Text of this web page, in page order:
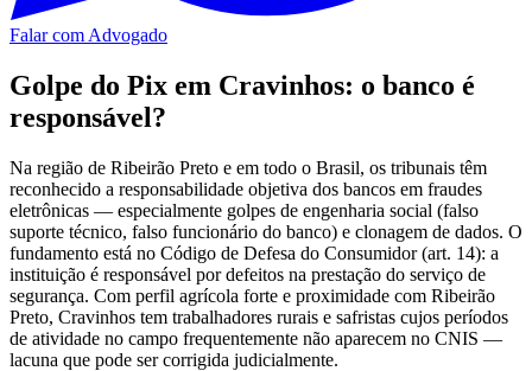
Falar com Advogado
Golpe do Pix em Cravinhos: o banco é
responsável?
Na região de Ribeirão Preto e em todo o Brasil, os tribunais têm
reconhecido a responsabilidade objetiva dos bancos em fraudes
eletrônicas — especialmente golpes de engenharia social (falso
suporte técnico, falso funcionário do banco) e clonagem de dados. O
fundamento está no Código de Defesa do Consumidor (art. 14): a
instituição é responsável por defeitos na prestação do serviço de
segurança. Com perfil agrícola forte e proximidade com Ribeirão
Preto, Cravinhos tem trabalhadores rurais e safristas cujos períodos
de atividade no campo frequentemente não aparecem no CNIS —
lacuna que pode ser corrigida judicialmente.